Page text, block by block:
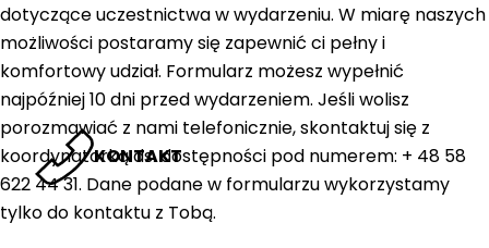
KONTAKT
dotyczące uczestnictwa w wydarzeniu. W miarę naszych
możliwości postaramy się zapewnić ci pełny i
komfortowy udział. Formularz możesz wypełnić
najpóźniej 10 dni przed wydarzeniem. Jeśli wolisz
porozmawiać z nami telefonicznie, skontaktuj się z
koordynatorką ds. dostępności pod numerem: + 48 58
622 44 31. Dane podane w formularzu wykorzystamy
tylko do kontaktu z Tobą.